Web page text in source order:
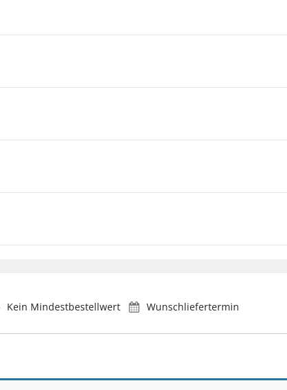
Kein Mindestbestellwert Wunschliefertermin